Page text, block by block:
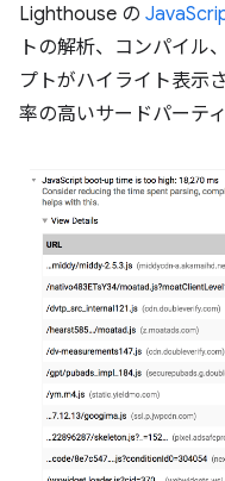
Lighthouse の
トの解析、コンパイル
プトがハイライト表示
率の高いサードパーテ